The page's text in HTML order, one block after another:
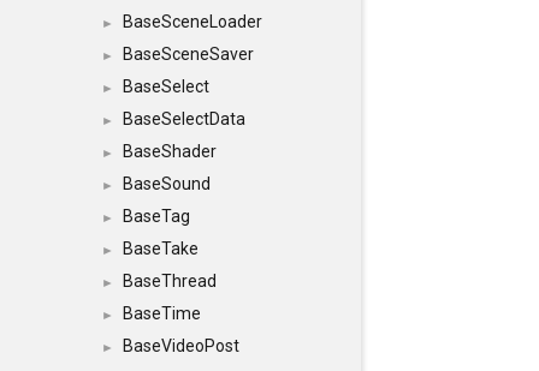
► BaseSceneLoader
► BaseSceneSaver
► BaseSelect
► BaseSelectData
► BaseShader
► BaseSound
► BaseTag
► BaseTake
► BaseThread
► BaseTime
►
BaseVideoPost